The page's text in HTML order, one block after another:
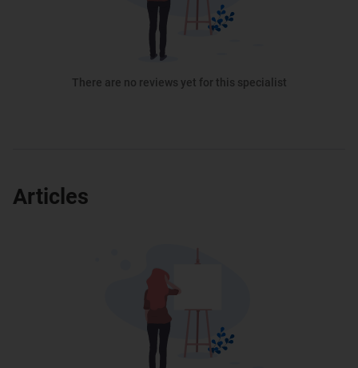
There are no reviews yet for this specialist
Articles